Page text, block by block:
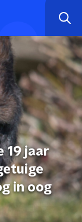
19 jaar
in oog